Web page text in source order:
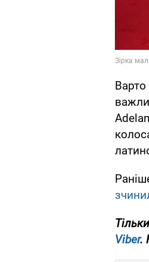
Тільки
Viber.